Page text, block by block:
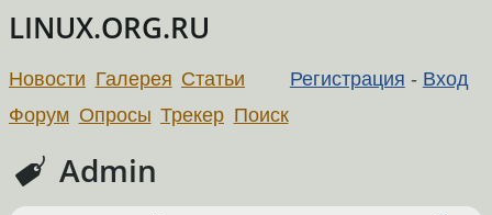
LINUX.ORG.RU
Регистрация - Вход
Новости Галерея Статьи
Форум Опросы Трекер Поиск
Admin